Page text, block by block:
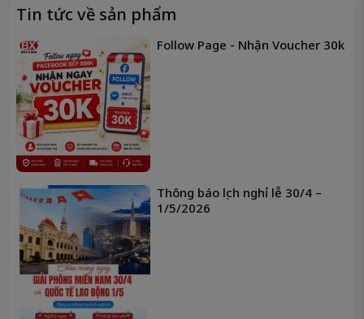
Tin tức về sản phẩm
Follow Page - Nhận Voucher 30k
Thông báo lịch nghỉ lễ 30/4 –
1/5/2026